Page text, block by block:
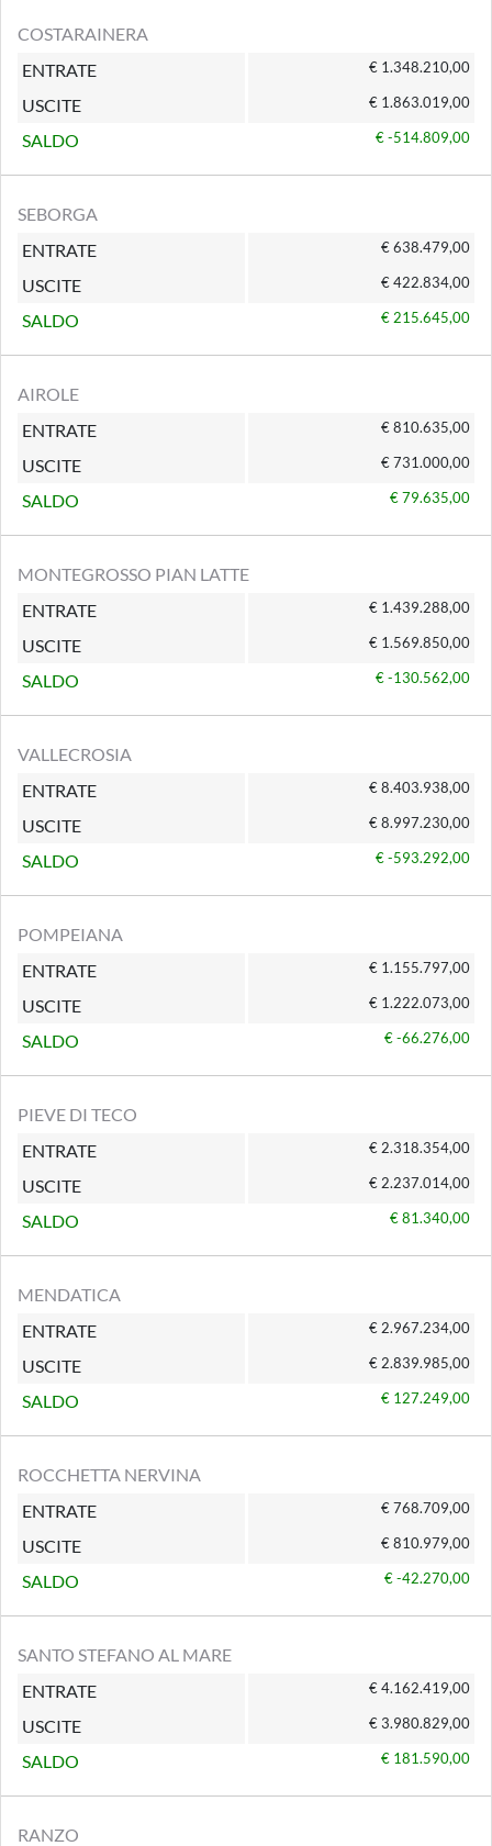
COSTARAINERA
ENTRATE
€ 1.348.210,00
USCITE € 1.863.019,00
SALDO € -514.809,00
SEBORGA
ENTRATE
€ 638.479,00
USCITE € 422.834,00
SALDO € 215.645,00
AIROLE
ENTRATE
€ 810.635,00
USCITE € 731.000,00
SALDO € 79.635,00
MONTEGROSSO PIAN LATTE
ENTRATE
€ 1.439.288,00
USCITE € 1.569.850,00
SALDO € -130.562,00
VALLECROSIA
ENTRATE
€ 8.403.938,00
USCITE € 8.997.230,00
SALDO € -593.292,00
POMPEIANA
ENTRATE
€ 1.155.797,00
USCITE € 1.222.073,00
SALDO € -66.276,00
PIEVE DI TECO
ENTRATE
€ 2.318.354,00
USCITE € 2.237.014,00
SALDO € 81.340,00
MENDATICA
ENTRATE
€ 2.967.234,00
USCITE € 2.839.985,00
SALDO € 127.249,00
ROCCHETTA NERVINA
ENTRATE
€ 768.709,00
USCITE € 810.979,00
SALDO € -42.270,00
SANTO STEFANO AL MARE
ENTRATE
€ 4.162.419,00
USCITE € 3.980.829,00
SALDO € 181.590,00
RANZO